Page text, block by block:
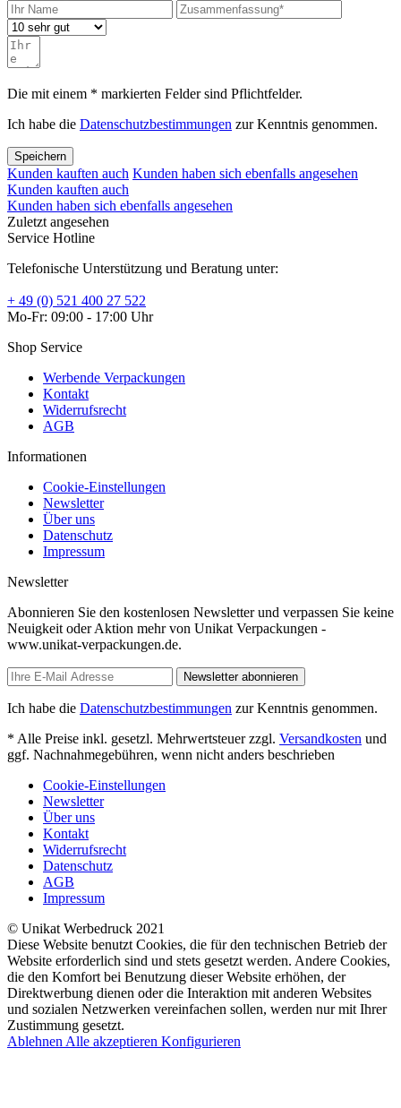
Die mit einem * markierten Felder sind Pflichtfelder.
Ich habe die Datenschutzbestimmungen zur Kenntnis genommen.
Speichern
Kunden kauften auch Kunden haben sich ebenfalls angesehen
Kunden kauften auch
Kunden haben sich ebenfalls angesehen
Zuletzt angesehen
Service Hotline
Telefonische Unterstützung und Beratung unter:
+ 49 (0) 521 400 27 522
Mo-Fr: 09:00 - 17:00 Uhr
Shop Service
Werbende Verpackungen
Kontakt
Widerrufsrecht
AGB
Informationen
Cookie-Einstellungen
Newsletter
Über uns
Datenschutz
Impressum
Newsletter
Abonnieren Sie den kostenlosen Newsletter und verpassen Sie keine
Neuigkeit oder Aktion mehr von Unikat Verpackungen -
www.unikat-verpackungen.de.
Newsletter abonnieren
Ich habe die Datenschutzbestimmungen zur Kenntnis genommen.
* Alle Preise inkl. gesetzl. Mehrwertsteuer zzgl. Versandkosten und
ggf. Nachnahmegebühren, wenn nicht anders beschrieben
Cookie-Einstellungen
Newsletter
Über uns
Kontakt
Widerrufsrecht
Datenschutz
AGB
Impressum
© Unikat Werbedruck 2021
Diese Website benutzt Cookies, die für den technischen Betrieb der
Website erforderlich sind und stets gesetzt werden. Andere Cookies,
die den Komfort bei Benutzung dieser Website erhöhen, der
Direktwerbung dienen oder die Interaktion mit anderen Websites
und sozialen Netzwerken vereinfachen sollen, werden nur mit Ihrer
Zustimmung gesetzt.
Ablehnen Alle akzeptieren Konfigurieren